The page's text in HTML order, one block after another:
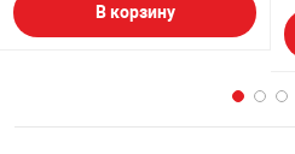
В корзину